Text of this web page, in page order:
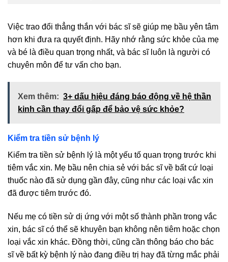
Việc trao đổi thẳng thắn với bác sĩ sẽ giúp mẹ bầu yên tâm
hơn khi đưa ra quyết định. Hãy nhớ rằng sức khỏe của mẹ
và bé là điều quan trọng nhất, và bác sĩ luôn là người có
chuyên môn để tư vấn cho bạn.
Xem thêm: 3+ dấu hiệu đáng báo động về hệ thần
kinh cần thay đổi gấp để bảo vệ sức khỏe?
Kiểm tra tiền sử bệnh lý
Kiểm tra tiền sử bệnh lý là một yếu tố quan trọng trước khi
tiêm vắc xin. Mẹ bầu nên chia sẻ với bác sĩ về bất cứ loại
thuốc nào đã sử dụng gần đây, cũng như các loại vắc xin
đã được tiêm trước đó.
Nếu mẹ có tiền sử dị ứng với một số thành phần trong vắc
xin, bác sĩ có thể sẽ khuyên bạn không nên tiêm hoặc chọn
loại vắc xin khác. Đồng thời, cũng cần thông báo cho bác
sĩ về bất kỳ bệnh lý nào đang điều trị hay đã từng mắc phải